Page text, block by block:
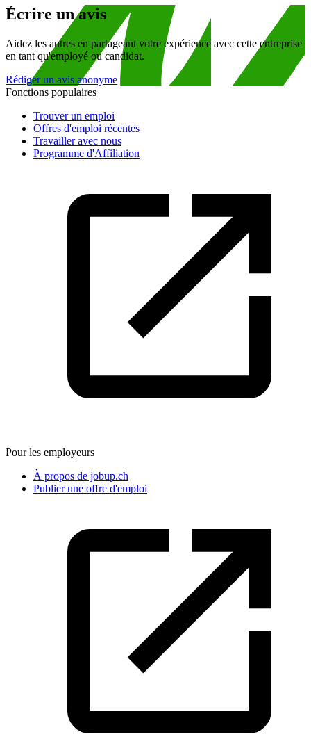
Écrire un avis
Aidez les autres en partageant votre expérience avec cette entreprise
en tant qu'employé ou candidat.
Rédiger un avis anonyme
Fonctions populaires
Trouver un emploi
Offres d'emploi récentes
Travailler avec nous
Programme d'Affiliation
Pour les employeurs
À propos de jobup.ch
Publier une offre d'emploi